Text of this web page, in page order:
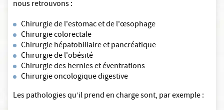
nous retrouvons :
Chirurgie de l'estomac et de l'œsophage
Chirurgie colorectale
Chirurgie hépatobiliaire et pancréatique
Chirurgie de l'obésité
Chirurgie des hernies et éventrations
Chirurgie oncologique digestive
Les pathologies qu’il prend en charge sont, par exemple :